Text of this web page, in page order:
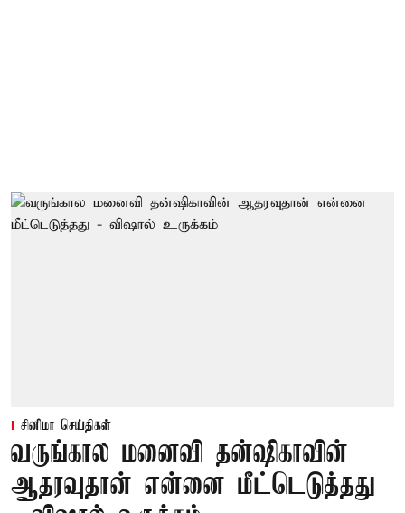
சினிமா செய்திகள்
வருங்கால மனைவி தன்ஷிகாவின்
ஆதரவுதான் என்னை மீட்டெடுத்தது